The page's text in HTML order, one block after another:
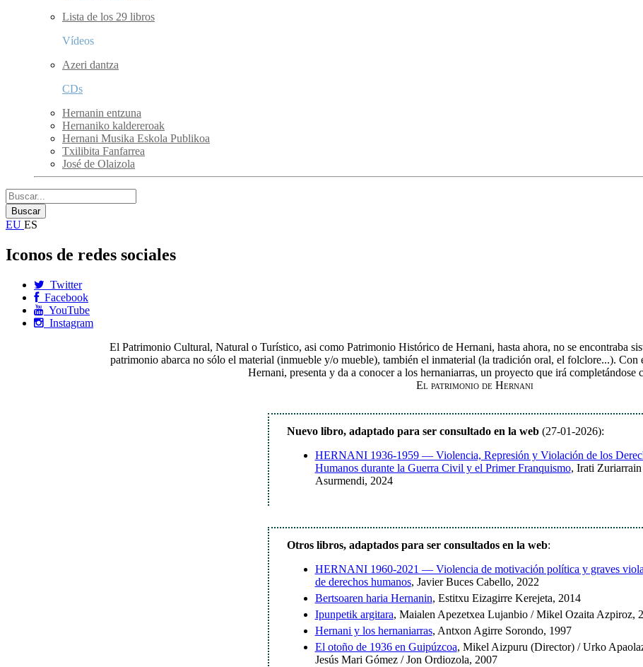
Lista de los 29 libros
Vídeos
Azeri dantza
CDs
Hernanin entzuna
Hernaniko kaldereroak
Hernani Musika Eskola Publikoa
Txilibita Fanfarrea
José de Olaizola
EU ES
Iconos de redes sociales
Twitter
Facebook
YouTube
Instagram
El Patrimonio Cultural, Natural o Turístico, asi como Patrimonio Histórico de Hernani, hasta ahora, no se encontraba
patrimonio abarca no sólo el material (inmueble y/o mueble), también el inmaterial (la tradición oral, el folclore...).
Hernani, presenta y da a conocer a los hernaniarras, un proyecto que irá completándose
El patrimonio de Hernani
Nuevo libro, adaptado para ser consultado en la web(27-01-2026):
HERNANI 1936-1959 — Violencia, Represión y Violación de los
Humanos durante la Guerra Civil y el Primer Franquismo, Irati Zuriarrain
Asurmendi, 2024
Otros libros, adaptados para ser consultados en la web:
HERNANI 1960-2021 — Violencia de motivación política y graves
de derechos humanos, Javier Buces Cabello, 2022
Bertsoaren haria Hernanin, Estitxu Eizagirre Kerejeta, 2014
Ipunpetik argitara, Maialen Apezetxea Lujanbio / Mikel Ozaita Azpiroz,
Hernani y los hernaniarras, Antxon Agirre Sorondo, 1997
El otoño de 1936 en Guipúzcoa, Mikel Aizpuru (Director) / Urko
Jesús Mari Gómez / Jon Ordiozola, 2007